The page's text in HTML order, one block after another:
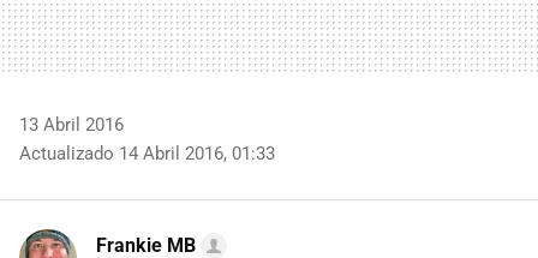
13 Abril 2016
Actualizado 14 Abril 2016, 01:33
Frankie MB